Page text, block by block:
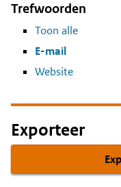
Trefwoorden
Toon alle
E-mail
Website
Exporteer